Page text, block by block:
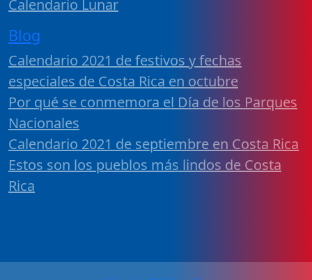
Calendario Lunar
Blog
Calendario 2021 de festivos y fechas
especiales de Costa Rica en octubre
Por qué se conmemora el Día de los Parques
Nacionales
Calendario 2021 de septiembre en Costa Rica
Estos son los pueblos más lindos de Costa
Rica